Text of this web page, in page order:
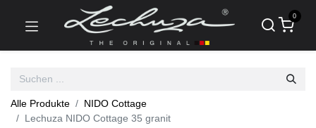
0
Alle Produkte
NIDO Cottage
Lechuza NIDO Cottage 35 granit